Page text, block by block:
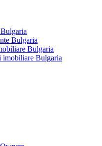
Bulgaria
Bulgaria
imobiliare Bulgaria